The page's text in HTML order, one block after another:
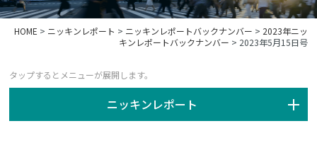
HOME > ニッキンレポート > ニッキンレポートバックナンバー > 2023年ニッ
キンレポートバックナンバー > 2023年5月15日号
ニッキンレポート